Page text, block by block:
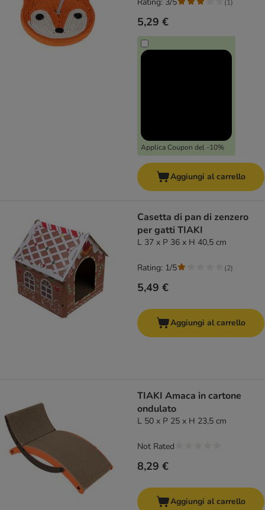
5,29 €
Applica Coupon del -10%
(1)
Aggiungi al carrello
Casetta di pan di zenzero
per gatti TIAKI
L 37 x P 36 x H 40,5 cm
5,49 €
Rating: 1/5 (2)
Aggiungi al carrello
TIAKI Amaca in cartone
ondulato
L 50 x P 25 x H 23,5 cm
8,29 €
Not Rated
Aggiungi al carrello